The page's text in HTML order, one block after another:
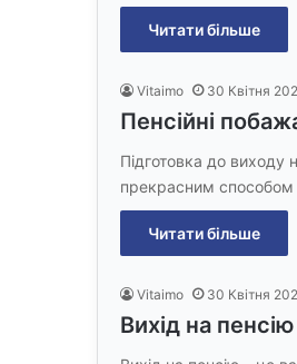
Читати більше
Vitaimo 30 Квітня
Пенсійні
Підготовка до
прекрасним способом
Читати більше
Vitaimo 30 Квітня
Вихід на